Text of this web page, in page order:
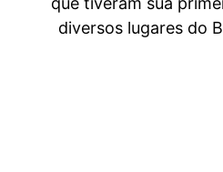
diversos lugares do